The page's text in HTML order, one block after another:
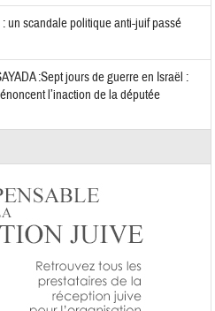
un scandale politique anti-juif passé
:Sept jours de guerre en Israël :
l’inaction de la députée